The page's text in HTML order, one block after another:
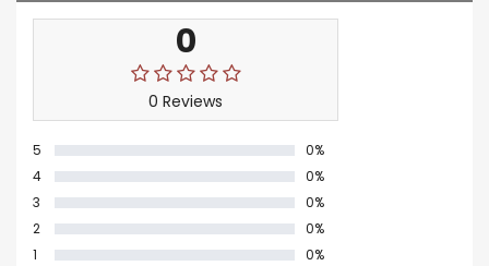
0
0 Reviews
5
0%
4
0%
3
0%
2
0%
1
0%